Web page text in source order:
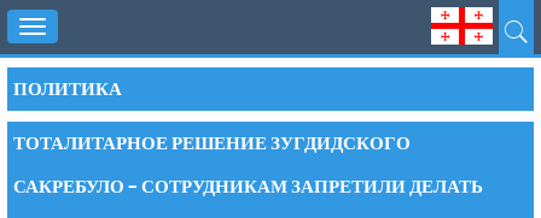
Toggle
navigation
ПОЛИТИКА
ТОТАЛИТАРНОЕ РЕШЕНИЕ ЗУГДИДСКОГО
САКРЕБУЛО – СОТРУДНИКАМ ЗАПРЕТИЛИ ДЕЛАТЬ